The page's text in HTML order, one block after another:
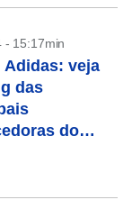
- 15:17min
Adidas: veja
das
do